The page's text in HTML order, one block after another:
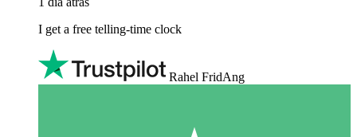
I get a free telling-time clock
Rahel FridAng